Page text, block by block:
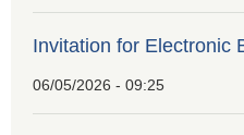
Invitation for Electronic
06/05/2026 - 09:25